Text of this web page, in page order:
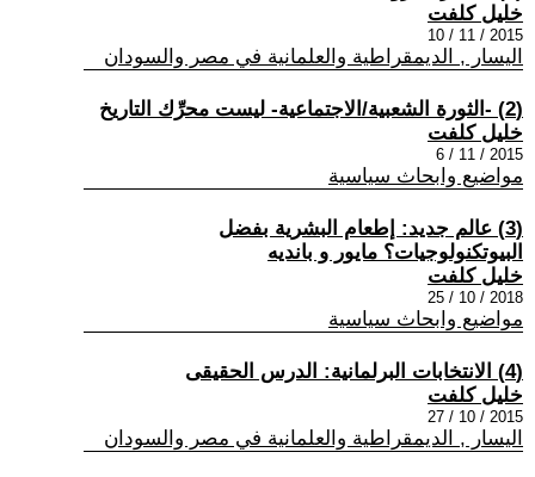
خليل كلفت
2015 / 11 / 10
اليسار , الديمقراطية والعلمانية في مصر والسودان
(2) -الثورة الشعبية/الاجتماعية- ليست محرِّك التاريخ
خليل كلفت
2015 / 11 / 6
مواضيع وابحاث سياسية
(3) عالم جديد: إطعام البشرية بفضل
البيوتكنولوجيات؟ مايور و بانديه
خليل كلفت
2018 / 10 / 25
مواضيع وابحاث سياسية
(4) الانتخابات البرلمانية: الدرس الحقيقى
خليل كلفت
2015 / 10 / 27
اليسار , الديمقراطية والعلمانية في مصر والسودان